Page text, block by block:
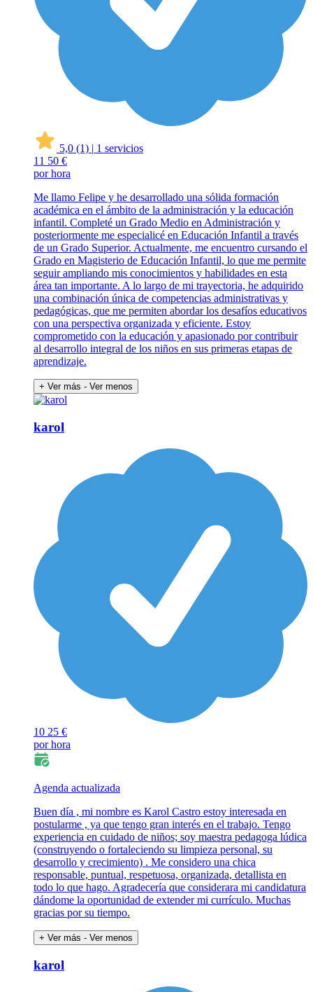
5,0 (1) | 1 servicios
11 50 €
por hora
Me llamo Felipe y he desarrollado una sólida formación
académica en el ámbito de la administración y la educación
infantil. Completé un Grado Medio en Administración y
posteriormente me especialicé en Educación Infantil a través
de un Grado Superior. Actualmente, me encuentro cursando el
Grado en Magisterio de Educación Infantil, lo que me permite
seguir ampliando mis conocimientos y habilidades en esta
área tan importante. A lo largo de mi trayectoria, he adquirido
una combinación única de competencias administrativas y
pedagógicas, que me permiten abordar los desafíos educativos
con una perspectiva organizada y eficiente. Estoy
comprometido con la educación y apasionado por contribuir
al desarrollo integral de los niños en sus primeras etapas de
aprendizaje.
+ Ver más - Ver menos
karol
10 25 €
por hora
Agenda actualizada
Buen día , mi nombre es Karol Castro estoy interesada en
postularme , ya que tengo gran interés en el trabajo. Tengo
experiencia en cuidado de niños; soy maestra pedagoga lúdica
(construyendo o fortaleciendo su limpieza personal, su
desarrollo y crecimiento) . Me considero una chica
responsable, puntual, respetuosa, organizada, detallista en
todo lo que hago. Agradecería que considerara mi candidatura
dándome la oportunidad de extender mi currículo. Muchas
gracias por su tiempo.
+ Ver más - Ver menos
karol